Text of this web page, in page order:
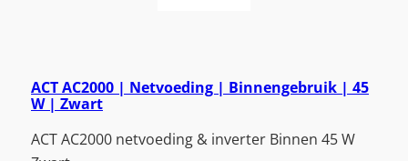
ACT AC2000 | Netvoeding | Binnengebruik | 45
W | Zwart
ACT AC2000 netvoeding & inverter Binnen 45 W